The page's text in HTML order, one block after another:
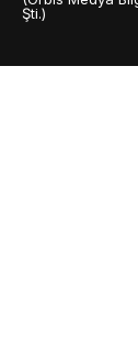
Şti.)